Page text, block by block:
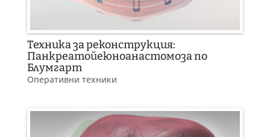
Техника за реконструкция:
Панкреатойеюноанастомоза по
Блумгарт
Оперативни техники